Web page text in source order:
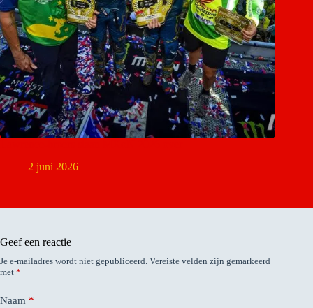
2 juni 2026
Geef een reactie
Je e-mailadres wordt niet gepubliceerd. Vereiste velden zijn gemarkeerd
met *
Naam *